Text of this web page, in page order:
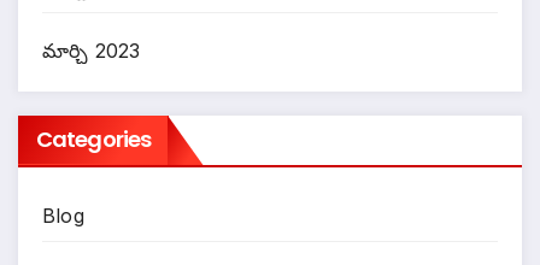
మార్చి 2023
Categories
Blog